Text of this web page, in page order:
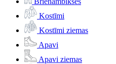
Kostīmi
Kostīmi ziemas
Apavi
Apavi ziemas